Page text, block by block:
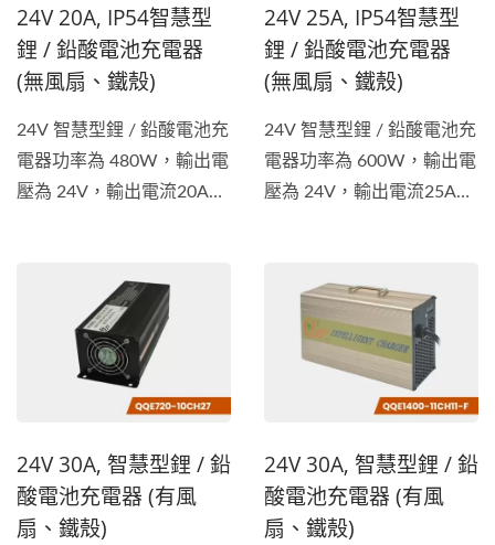
24V 20A, IP54智慧型
鋰 / 鉛酸電池充電器
(無風扇、鐵殼)
24V 智慧型鋰 / 鉛酸電池充
電器功率為 480W，輸出電
壓為 24V，輸出電流20A。
摩托車、堆高機、電動清潔
車等類型等的電池充電器。
除了獲得...
24V 25A, IP54智慧型
鋰 / 鉛酸電池充電器
(無風扇、鐵殼)
24V 智慧型鋰 / 鉛酸電池充
電器功率為 600W，輸出電
壓為 24V，輸出電流25A。
摩托車、堆高機、電動清潔
車等類型等的電池充電器。
除了獲得...
24V 30A, 智慧型鋰 / 鉛
酸電池充電器 (有風
扇、鐵殼)
24V 30A, 智慧型鋰 / 鉛
酸電池充電器 (有風
扇、鐵殼)